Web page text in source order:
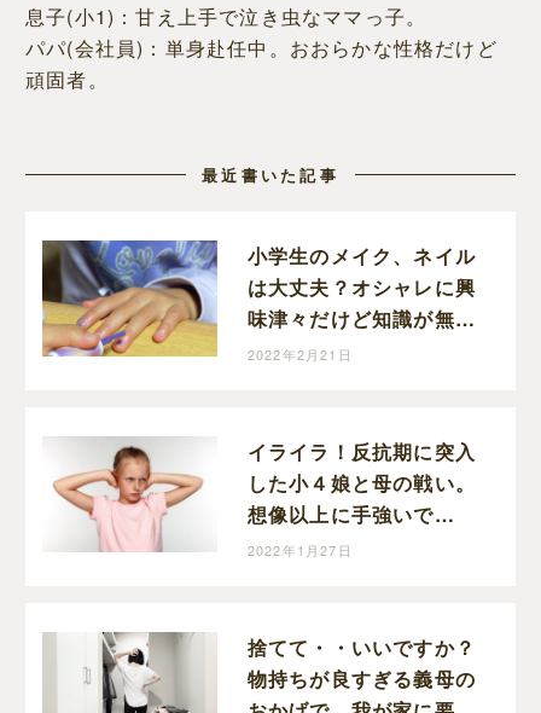
息子(小1)：甘え上手で泣き虫なママっ子。
パパ(会社員)：単身赴任中。おおらかな性格だけど
頑固者。
最近書いた記事
小学生のメイク、ネイル
は大丈夫？オシャレに興
味津々だけど知識が無い
小５娘が心配。
2022年2月21日
イライラ！反抗期に突入
した小４娘と母の戦い。
想像以上に手強いで
す・・・。冷静になるの
2022年1月27日
捨てて・・いいですか？
物持ちが良すぎる義母の